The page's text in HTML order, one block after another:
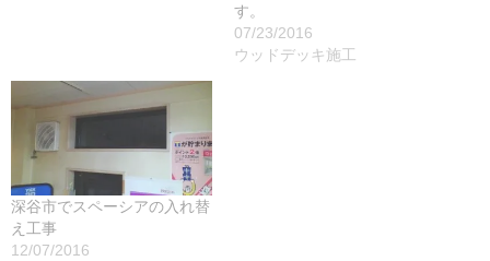
す。
07/23/2016
ウッドデッキ施工
深谷市でスペーシアの入れ替
え工事
12/07/2016